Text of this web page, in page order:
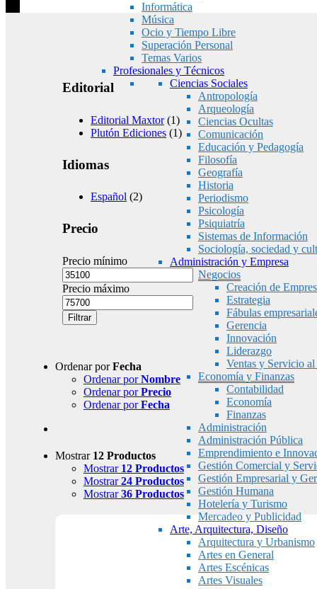
Informática
Música
Ocio y Tiempo Libre
Superación Personal
Temas Varios
Profesionales y Técnicos
Ciencias Sociales
Antropología
Arqueología
Ciencias Ocultas
Comunicación
Educación y Pedagogía
Filosofía
Geografía
Historia
Periodismo
Psicología
Psiquiatría
Sistemas de Información
Sociología, sociedad y
Administración y Empresa
Negocios
Creación de
Estrategia
Fábulas
Gerencia
Innovación
Liderazgo
Ventas y Servicio
Economía y Finanzas
Contabilidad
Economía
Finanzas
Administración
Administración Pública
Emprendimiento e
Gestión Comercial y
Gestión Empresarial y
Gestión Humana
Hotelería y Turismo
Mercadeo y Publicidad
Arte, Arquitectura, Diseño
Arquitectura y Urbanismo
Artes en General
Artes Escénicas
Artes Visuales
Editorial
Editorial Maxtor (1)
Plutón Ediciones (1)
Idiomas
Español (2)
Precio
Precio mínimo
Precio máximo
Filtrar
Ordenar porFecha
Ordenar porNombre
Ordenar porPrecio
Ordenar porFecha
Mostrar 12 Productos
Mostrar 12 Productos
Mostrar24 Productos
Mostrar36 Productos